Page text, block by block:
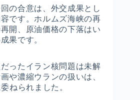
の合意は、外交成果とし
です。ホルムズ海峡の再
開、原油価格の下落はい
果です。
ったイラン核問題は未解
や濃縮ウランの扱いは、
ねられました。